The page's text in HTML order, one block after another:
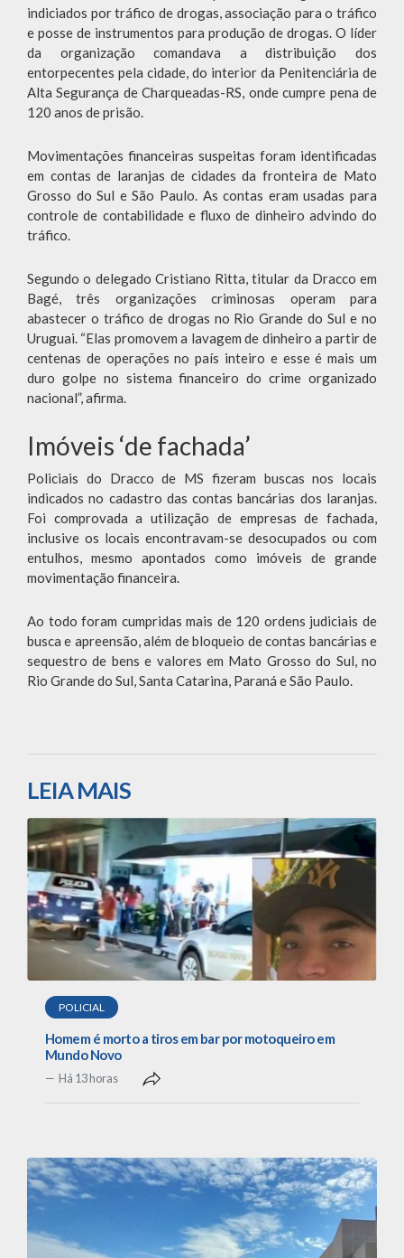
indiciados por tráfico de drogas, associação para o tráfico
e posse de instrumentos para produção de drogas. O líder
da organização comandava a distribuição dos
entorpecentes pela cidade, do interior da Penitenciária de
Alta Segurança de Charqueadas-RS, onde cumpre pena de
120 anos de prisão.
Movimentações financeiras suspeitas foram identificadas
em contas de laranjas de cidades da fronteira de Mato
Grosso do Sul e São Paulo. As contas eram usadas para
controle de contabilidade e fluxo de dinheiro advindo do
tráfico.
Segundo o delegado Cristiano Ritta, titular da Dracco em
Bagé, três organizações criminosas operam para
abastecer o tráfico de drogas no Rio Grande do Sul e no
Uruguai. “Elas promovem a lavagem de dinheiro a partir de
centenas de operações no país inteiro e esse é mais um
duro golpe no sistema financeiro do crime organizado
nacional”, afirma.
Imóveis ‘de fachada’
Policiais do Dracco de MS fizeram buscas nos locais
indicados no cadastro das contas bancárias dos laranjas.
Foi comprovada a utilização de empresas de fachada,
inclusive os locais encontravam-se desocupados ou com
entulhos, mesmo apontados como imóveis de grande
movimentação financeira.
Ao todo foram cumpridas mais de 120 ordens judiciais de
busca e apreensão, além de bloqueio de contas bancárias e
sequestro de bens e valores em Mato Grosso do Sul, no
Rio Grande do Sul, Santa Catarina, Paraná e São Paulo.
LEIA MAIS
POLICIAL
Homem é morto a tiros em bar por motoqueiro em
Mundo Novo
Há 13 horas